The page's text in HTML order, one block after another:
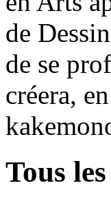
de
de se
créera,
Tous